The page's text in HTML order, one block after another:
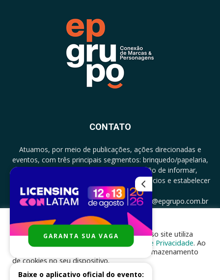
CONTATO
Atuamos, por meio de publicações, ações direcionadas e
eventos, com três principais segmentos: brinquedo/papelaria,
licenciamento e zero a três com a missão de informar,
documentar, proporcionar encontro de negócios e estabelecer
parcerias.
CONTATO: +5511994513097 - atendimento@epgrupo.com.br
SIGA-NOS
Para melhor experiência e navegação, nosso site utiliza
cookies, de acordo com a nossa
Política de Privacidade. Ao
clicar em “aceito”, você concorda com o armazenamento
de cookies no seu dispositivo.
GARANTA SUA VAGA
Baixe o aplicativo oficial do evento: